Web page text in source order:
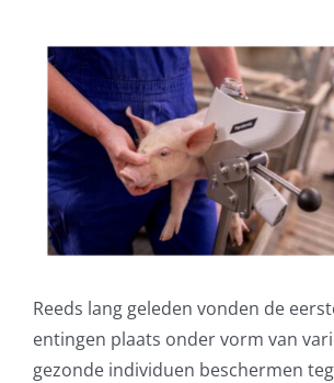
Reeds lang geleden vonden de
entingen plaats onder vorm van
gezonde individuen beschermen